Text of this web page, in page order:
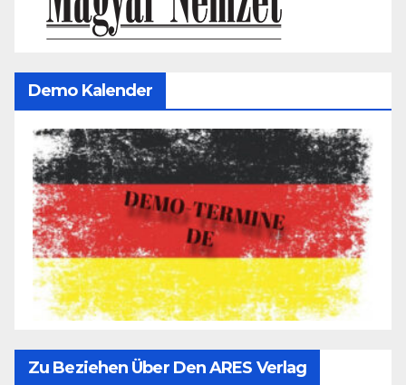
Demo Kalender
Zu Beziehen Über Den ARES Verlag